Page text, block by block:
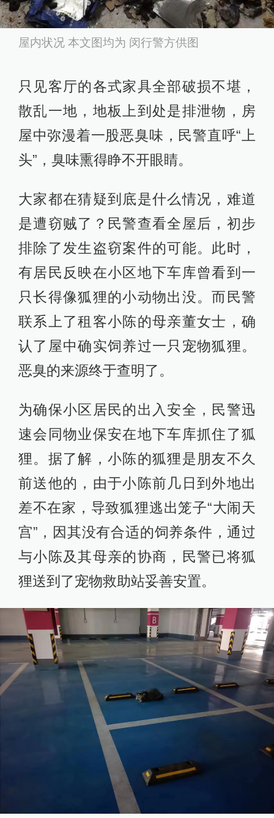
屋内状况 本文图均为 闵行警方供图
只见客厅的各式家具全部破损不堪，
散乱一地，地板上到处是排泄物，房
屋中弥漫着一股恶臭味，民警直呼“上
头”，臭味熏得睁不开眼睛。
大家都在猜疑到底是什么情况，难道
是遭窃贼了？民警查看全屋后，初步
排除了发生盗窃案件的可能。此时，
有居民反映在小区地下车库曾看到一
只长得像狐狸的小动物出没。而民警
联系上了租客小陈的母亲董女士，确
认了屋中确实饲养过一只宠物狐狸。
恶臭的来源终于查明了。
为确保小区居民的出入安全，民警迅
速会同物业保安在地下车库抓住了狐
狸。据了解，小陈的狐狸是朋友不久
前送他的，由于小陈前几日到外地出
差不在家，导致狐狸逃出笼子“大闹天
宫”，因其没有合适的饲养条件，通过
与小陈及其母亲的协商，民警已将狐
狸送到了宠物救助站妥善安置。